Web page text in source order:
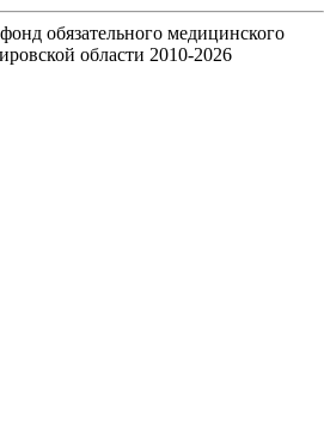
обязательного медицинского
области 2010-2026